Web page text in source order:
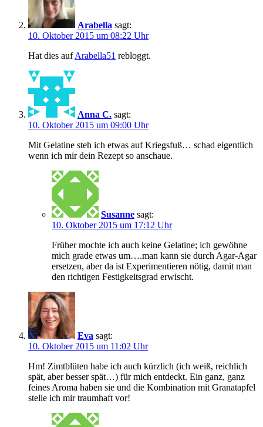
Arabella sagt:
10. Oktober 2015 um 08:22 Uhr
Hat dies aufArabella51 rebloggt.
Anna C. sagt:
10. Oktober 2015 um 09:00 Uhr
Mit Gelatine steh ich etwas auf Kriegsfuß… schad eigentlich
wenn ich mir dein Rezept so anschaue.
Susanne sagt:
10. Oktober 2015 um 17:12 Uhr
Früher mochte ich auch keine Gelatine; ich gewöhne
mich grade etwas um….man kann sie durch Agar-Agar
ersetzen, aber da ist Experimentieren nötig, damit man
den richtigen Festigkeitsgrad erwischt.
Eva sagt:
10. Oktober 2015 um 11:02 Uhr
Hm! Zimtblüten habe ich auch kürzlich (ich weiß, reichlich
spät, aber besser spät…) für mich entdeckt. Ein ganz, ganz
feines Aroma haben sie und die Kombination mit Granatapfel
stelle ich mir traumhaft vor!